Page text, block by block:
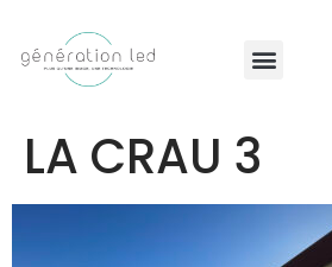
LA CRAU 3